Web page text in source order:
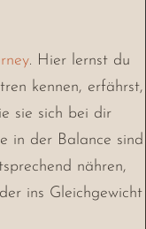
. Hier lernst du
kennen, erfährst,
sie sich bei dir
in der Balance sind
nähren,
ins Gleichgewicht